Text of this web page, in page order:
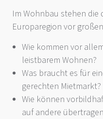
Im Wohnbau stehen die
Europaregion vor
Wie kommen vor
leistbarem Wohnen?
Was braucht es für
gerechten Mietmarkt?
Wie können
auf andere